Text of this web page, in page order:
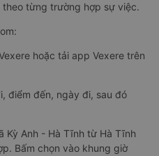
từng trường hợp sự việc.
hoặc tải app Vexere trên
điểm đến, ngày đi, sau đó
Kỳ Anh - Hà Tĩnh từ Hà Tĩnh
Bấm chọn vào khung giờ